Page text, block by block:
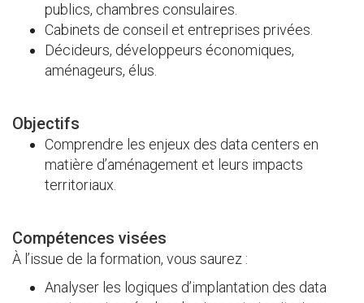
publics, chambres consulaires.
Cabinets de conseil et entreprises privées.
Décideurs, développeurs économiques,
aménageurs, élus.
Objectifs
Comprendre les enjeux des data centers en
matière d’aménagement et leurs impacts
territoriaux.
Compétences visées
À l’issue de la formation, vous saurez :
Analyser les logiques d’implantation des data